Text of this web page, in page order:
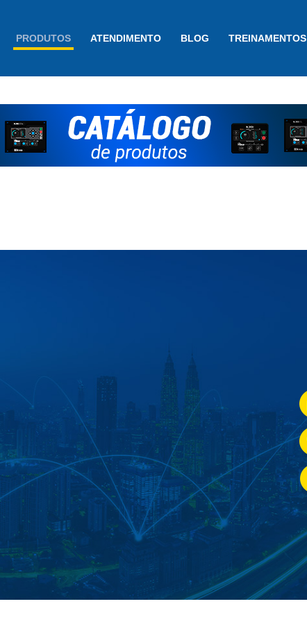
PRODUTOS ATENDIMENTO BLOG TREINAMENTOS